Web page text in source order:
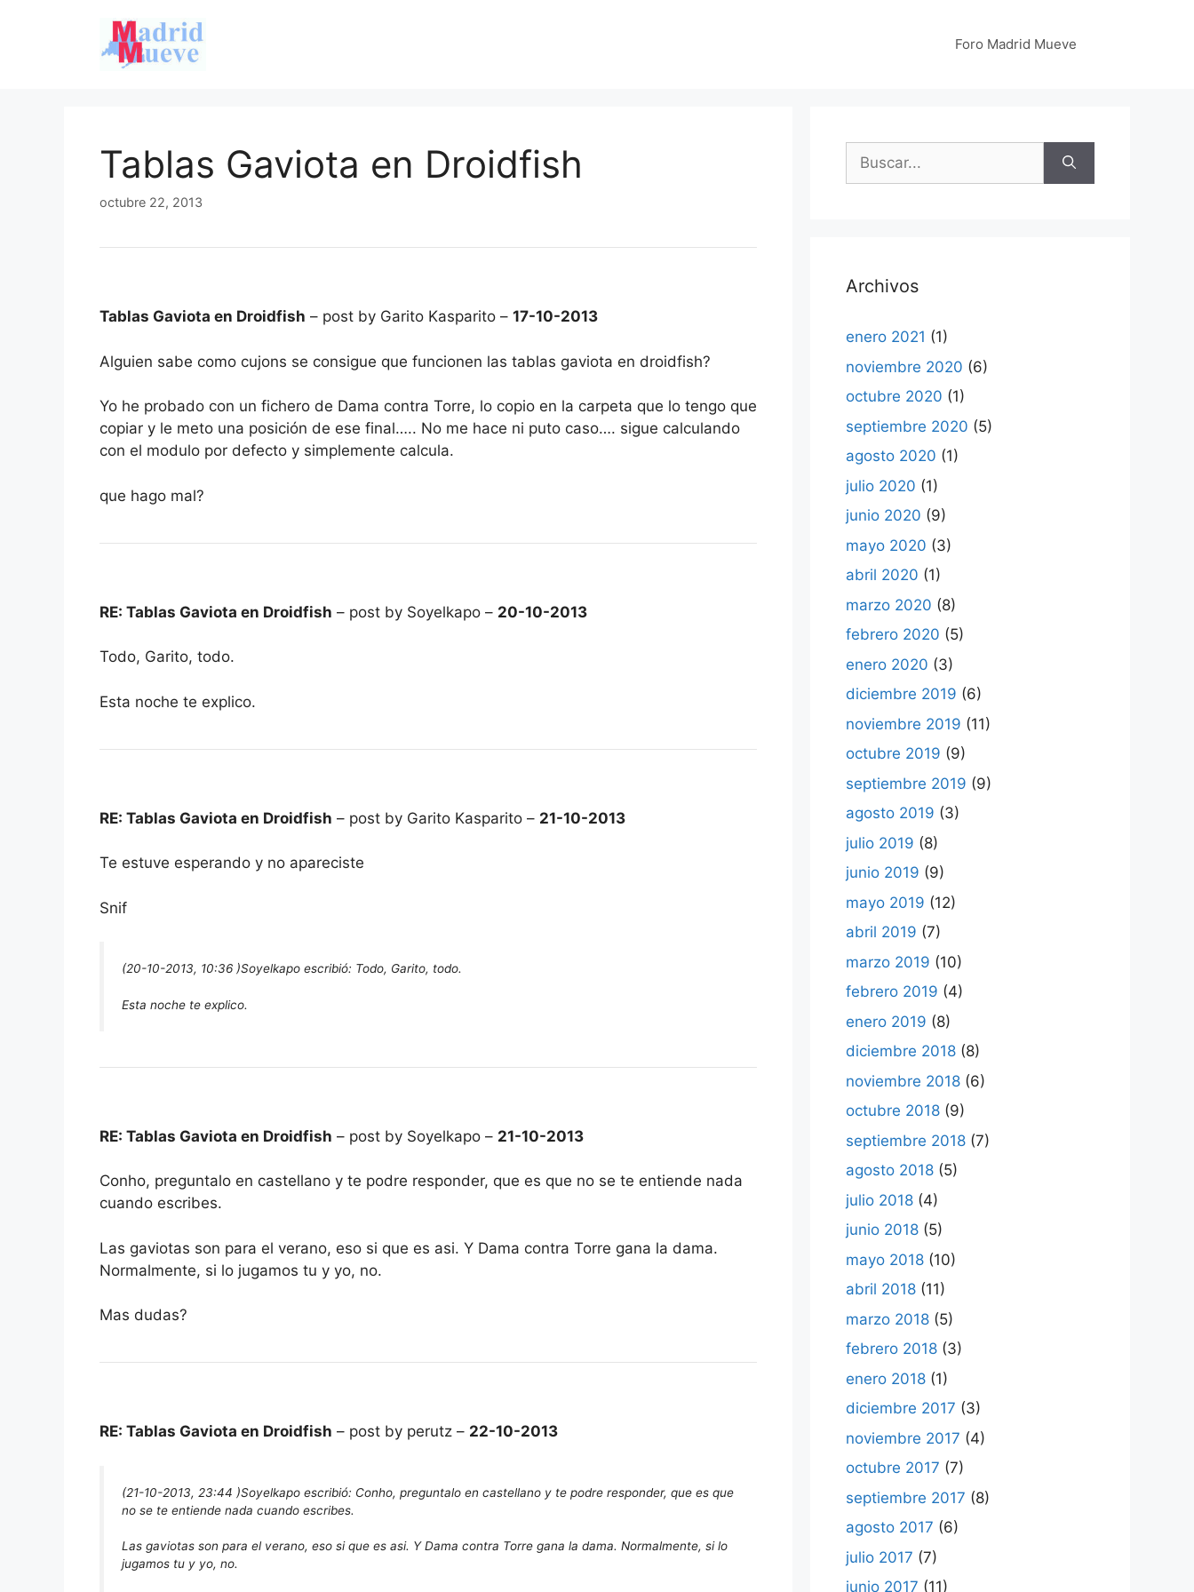
Foro Madrid Mueve
Tablas Gaviota en Droidfish
octubre 22, 2013
Tablas Gaviota en Droidfish – post by Garito Kasparito – 17-10-2013
Alguien sabe como cujons se consigue que funcionen las tablas gaviota en droidfish?
Yo he probado con un fichero de Dama contra Torre, lo copio en la carpeta que lo tengo que
copiar y le meto una posición de ese final….. No me hace ni puto caso…. sigue calculando
con el modulo por defecto y simplemente calcula.
que hago mal?
RE: Tablas Gaviota en Droidfish – post by Soyelkapo – 20-10-2013
Todo, Garito, todo.
Esta noche te explico.
RE: Tablas Gaviota en Droidfish – post by Garito Kasparito – 21-10-2013
Te estuve esperando y no apareciste
Snif
(20-10-2013, 10:36 )Soyelkapo escribió: Todo, Garito, todo.
Esta noche te explico.
RE: Tablas Gaviota en Droidfish – post by Soyelkapo – 21-10-2013
Conho, preguntalo en castellano y te podre responder, que es que no se te entiende nada
cuando escribes.
Las gaviotas son para el verano, eso si que es asi. Y Dama contra Torre gana la dama.
Normalmente, si lo jugamos tu y yo, no.
Mas dudas?
RE: Tablas Gaviota en Droidfish – post by perutz – 22-10-2013
(21-10-2013, 23:44 )Soyelkapo escribió: Conho, preguntalo en castellano y te podre responder, que es que
no se te entiende nada cuando escribes.
Las gaviotas son para el verano, eso si que es asi. Y Dama contra Torre gana la dama. Normalmente, si lo
jugamos tu y yo, no.
Buscar:
Archivos
enero 2021 (1)
noviembre 2020 (6)
octubre 2020 (1)
septiembre 2020 (5)
agosto 2020 (1)
julio 2020 (1)
junio 2020 (9)
mayo 2020 (3)
abril 2020 (1)
marzo 2020 (8)
febrero 2020 (5)
enero 2020 (3)
diciembre 2019 (6)
noviembre 2019 (11)
octubre 2019 (9)
septiembre 2019 (9)
agosto 2019 (3)
julio 2019 (8)
junio 2019 (9)
mayo 2019 (12)
abril 2019 (7)
marzo 2019 (10)
febrero 2019 (4)
enero 2019 (8)
diciembre 2018 (8)
noviembre 2018 (6)
octubre 2018 (9)
septiembre 2018 (7)
agosto 2018 (5)
julio 2018 (4)
junio 2018 (5)
mayo 2018 (10)
abril 2018 (11)
marzo 2018 (5)
febrero 2018 (3)
enero 2018 (1)
diciembre 2017 (3)
noviembre 2017 (4)
octubre 2017 (7)
septiembre 2017 (8)
agosto 2017 (6)
julio 2017 (7)
junio 2017 (11)